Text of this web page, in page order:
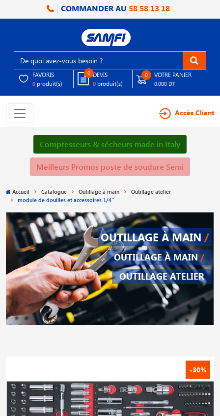
COMMANDER AU 58 58 13 18
FAVORIS
0 produit(s)
0 DEVIS
0 produit(s)
0 VOTRE PANIER
0.000 DT
Accès Client
Compresseurs & sécheurs made in Italy
Meilleurs Promos poste de soudure Semi
Accueil Catalogue Outillage à main
Outillage atelier
module de douilles et accessoires 1/4′′
OUTILLAGE À MAIN /
OUTILLAGE À MAIN /
OUTILLAGE ATELIER
-30%